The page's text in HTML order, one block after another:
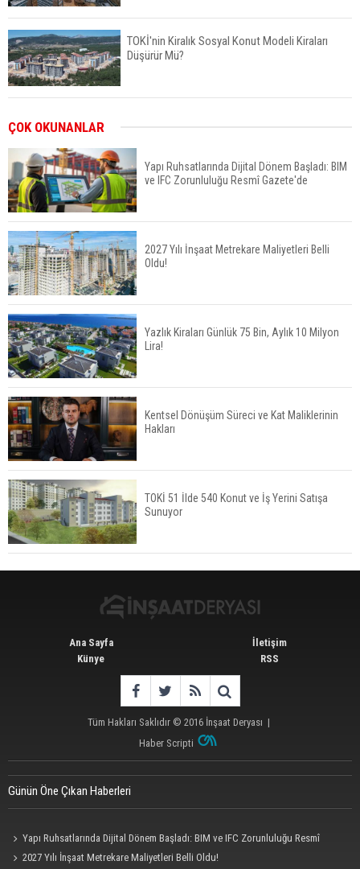
TOKİ'nin Kiralık Sosyal Konut Modeli Kiraları
Düşürür Mü?
Konut Satışları Güçlü Seyrini Korudu Yabancıya
Satış Geriledi
ABD'de İnşaat Harcamaları Geriledi
Tercih Döneminde Barınma Telaşı Başladı
Aileden Miras Kalan Ev Nasıl Satılır?
İstanbul'da 15 Bin Kiralık Sosyal Konut Eylülde
Kiraya Verilecek
ÇOK OKUNANLAR
Yapı Ruhsatlarında Dijital Dönem Başladı: BIM
ve IFC Zorunluluğu Resmî Gazete'de
2027 Yılı İnşaat Metrekare Maliyetleri Belli
Oldu!
Yazlık Kiraları Günlük 75 Bin, Aylık 10 Milyon
Lira!
Kentsel Dönüşüm Süreci ve Kat Maliklerinin
Hakları
TOKİ 51 İlde 540 Konut ve İş Yerini Satışa
Sunuyor
Ana Sayfa
Künye
İletişim
RSS
Tüm Hakları Saklıdır © 2016 İnşaat Deryası |
Haber Scripti
Günün Öne Çıkan Haberleri
Yapı Ruhsatlarında Dijital Dönem Başladı: BIM ve IFC Zorunluluğu Resmî
Gazete'de
2027 Yılı İnşaat Metrekare Maliyetleri Belli Oldu!